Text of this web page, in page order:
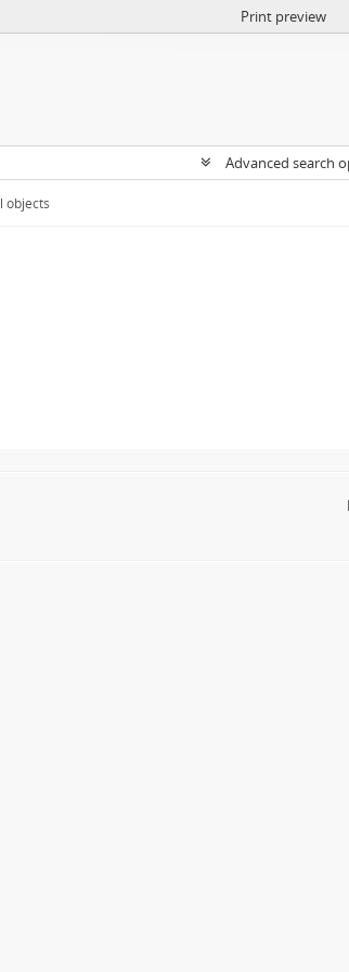
Print preview
Advanced search
objects